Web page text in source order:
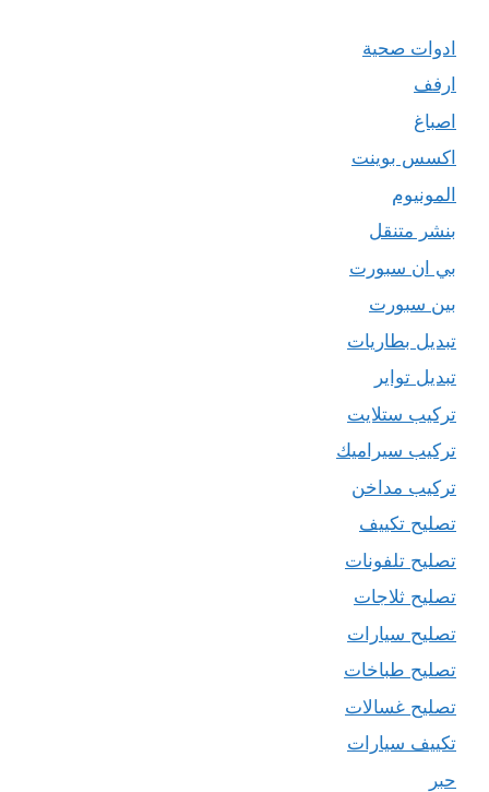
ادوات صحية
ارفف
اصباغ
اكسس بوينت
المونيوم
بنشر متنقل
بي ان سبورت
بين سبورت
تبديل بطاريات
تبديل تواير
تركيب ستلايت
تركيب سيراميك
تركيب مداخن
تصليح تكييف
تصليح تلفونات
تصليح ثلاجات
تصليح سيارات
تصليح طباخات
تصليح غسالات
تكييف سيارات
حبر